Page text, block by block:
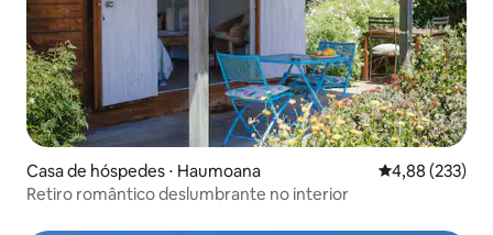
Casa de hóspedes ⋅ Haumoana 4,88 de uma
4,88 (233)
Retiro romântico deslumbrante no interior